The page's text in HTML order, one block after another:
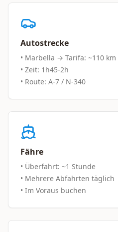
Autostrecke
• Marbella → Tarifa: ~110 km
• Zeit: 1h45-2h
• Route: A-7 / N-340
Fähre
• Überfahrt: ~1 Stunde
• Mehrere Abfahrten täglich
• Im Voraus buchen